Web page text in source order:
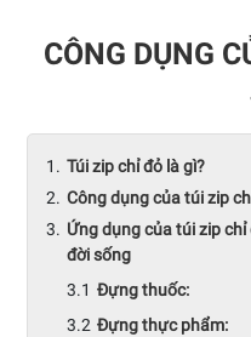
CÔNG DỤNG
Túi zip chỉ đỏ là gì?
Công dụng của túi zip
Ứng dụng của túi zip
đời sống
Đựng thuốc:
Đựng thực phẩm: